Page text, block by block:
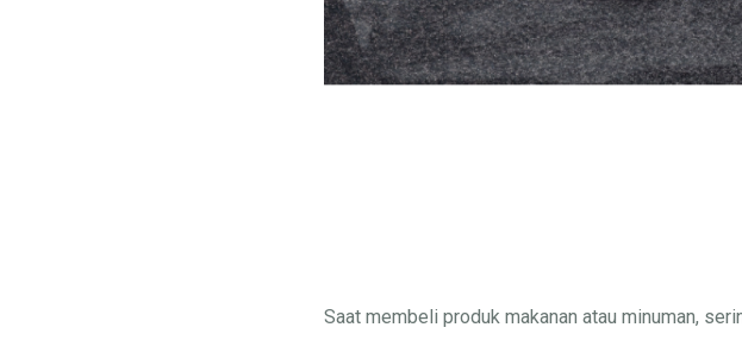
Saat membeli produk makanan atau minuman,